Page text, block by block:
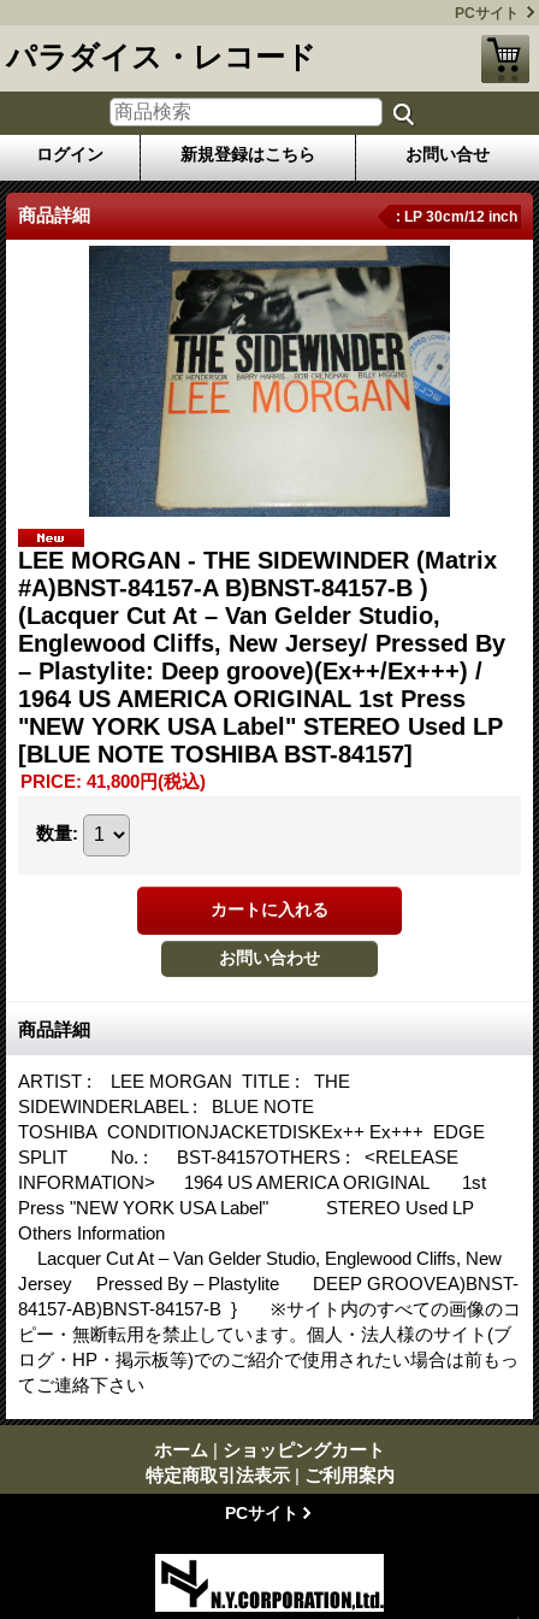
PCサイト
パラダイス・レコード
ログイン 新規登録はこちら お問い合せ
商品詳細 : LP 30cm/12 inch
LEE MORGAN - THE SIDEWINDER (Matrix
#A)BNST-84157-A B)BNST-84157-B )
(Lacquer Cut At – Van Gelder Studio,
Englewood Cliffs, New Jersey/ Pressed By
– Plastylite: Deep groove)(Ex++/Ex+++) /
1964 US AMERICA ORIGINAL 1st Press
"NEW YORK USA Label" STEREO Used LP
[BLUE NOTE TOSHIBA BST-84157]
PRICE: 41,800円(税込)
数量:
商品詳細
ARTIST : LEE MORGAN TITLE : THE
SIDEWINDERLABEL : BLUE NOTE
TOSHIBA CONDITIONJACKETDISKEx++ Ex+++ EDGE
SPLIT No. : BST-84157OTHERS : <RELEASE
INFORMATION> 1964 US AMERICA ORIGINAL 1st
Press "NEW YORK USA Label" STEREO Used LP
Others Information
Lacquer Cut At – Van Gelder Studio, Englewood Cliffs, New
Jersey Pressed By – Plastylite DEEP GROOVEA)BNST-
84157-AB)BNST-84157-B } ※サイト内のすべての画像のコ
ピー・無断転用を禁止しています。個人・法人様のサイト(ブ
ログ・HP・掲示板等)でのご紹介で使用されたい場合は前もっ
てご連絡下さい
ホーム | ショッピングカート
特定商取引法表示 | ご利用案内
PCサイト